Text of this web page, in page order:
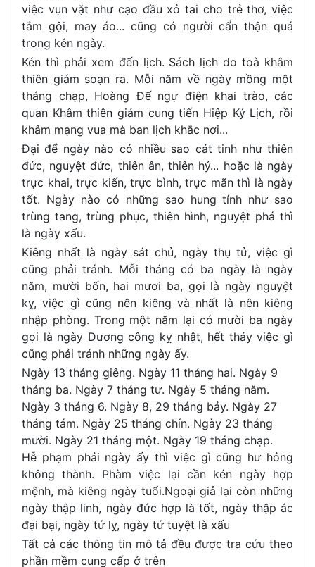
việc vụn vặt như cạo đầu xỏ tai cho trẻ thơ, việc
tắm gội, may áo... cũng có người cẩn thận quá
trong kén ngày.
Kén thì phải xem đến lịch. Sách lịch do toà khâm
thiên giám soạn ra. Mỗi năm về ngày mồng một
tháng chạp, Hoàng Đế ngự điện khai trào, các
quan Khâm thiên giám cung tiến Hiệp Kỷ Lịch, rồi
khâm mạng vua mà ban lịch khắc nơi...
Đại để ngày nào có nhiều sao cát tinh như thiên
đức, nguyệt đức, thiên ân, thiên hỷ... hoặc là ngày
trực khai, trực kiến, trực bình, trực mãn thì là ngày
tốt. Ngày nào có những sao hung tính như sao
trùng tang, trùng phục, thiên hình, nguyệt phá thì
là ngày xấu.
Kiêng nhất là ngày sát chủ, ngày thụ tử, việc gì
cũng phải tránh. Mỗi tháng có ba ngày là ngày
năm, mười bốn, hai mươi ba, gọi là ngày nguyệt
kỵ, việc gì cũng nên kiêng và nhất là nên kiêng
nhập phòng. Trong một năm lại có mười ba ngày
gọi là ngày Dương công kỵ nhật, hết thảy việc gì
cũng phải tránh những ngày ấy.
Ngày 13 tháng giêng. Ngày 11 tháng hai. Ngày 9
tháng ba. Ngày 7 tháng tư. Ngày 5 tháng năm.
Ngày 3 tháng 6. Ngày 8, 29 tháng bảy. Ngày 27
tháng tám. Ngày 25 tháng chín. Ngày 23 tháng
mười. Ngày 21 tháng một. Ngày 19 tháng chạp.
Hễ phạm phải ngày ấy thì việc gì cũng hư hỏng
không thành. Phàm việc lại cần kén ngày hợp
mệnh, mà kiêng ngày tuổi.Ngoại giả lại còn những
ngày thập linh, ngày đức hợp là tốt, ngày thập ác
đại bại, ngày tứ lỵ, ngày tứ tuyệt là xấu
Tất cả các thông tin mô tả đều được tra cứu theo
phần mềm cung cấp ở trên